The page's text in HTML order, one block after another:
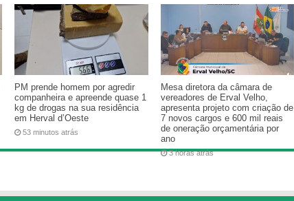
PM prende homem por agredir
companheira e apreende quase 1
kg de drogas na sua residência
em Herval d’Oeste
53 minutos atrás
Mesa diretora da câmara de
vereadores de Erval Velho,
apresenta projeto com criação de
7 novos cargos e 600 mil reais
de oneração orçamentária por
ano
3 horas atrás